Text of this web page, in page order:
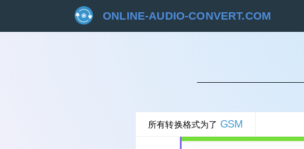
ONLINE-AUDIO-CONVERT.COM
所有转换格式为了 GSM
取消